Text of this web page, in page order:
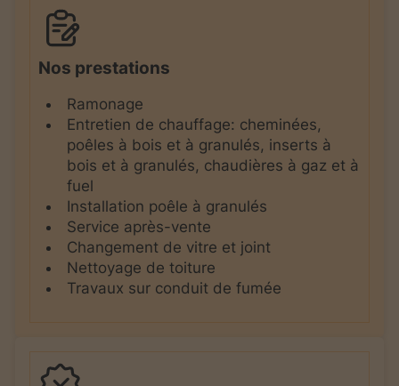
Nos prestations
Ramonage
Entretien de chauffage: cheminées,
poêles à bois et à granulés, inserts à
bois et à granulés, chaudières à gaz et à
fuel
Installation poêle à granulés
Service après-vente
Changement de vitre et joint
Nettoyage de toiture
Travaux sur conduit de fumée